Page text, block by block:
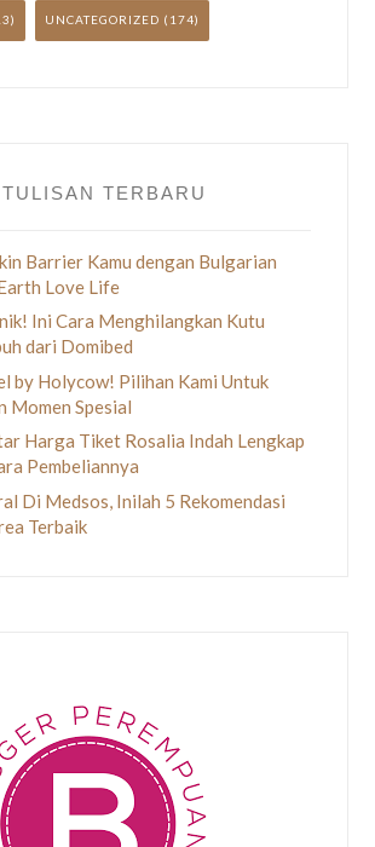
UNCATEGORIZED (174)
TULISAN TERBARU
Barrier Kamu dengan Bulgarian
Love Life
Ini Cara Menghilangkan Kutu
dari Domibed
by Holycow! Pilihan Kami Untuk
Momen Spesial
Harga Tiket Rosalia Indah Lengkap
Pembeliannya
Di Medsos, Inilah 5 Rekomendasi
Terbaik